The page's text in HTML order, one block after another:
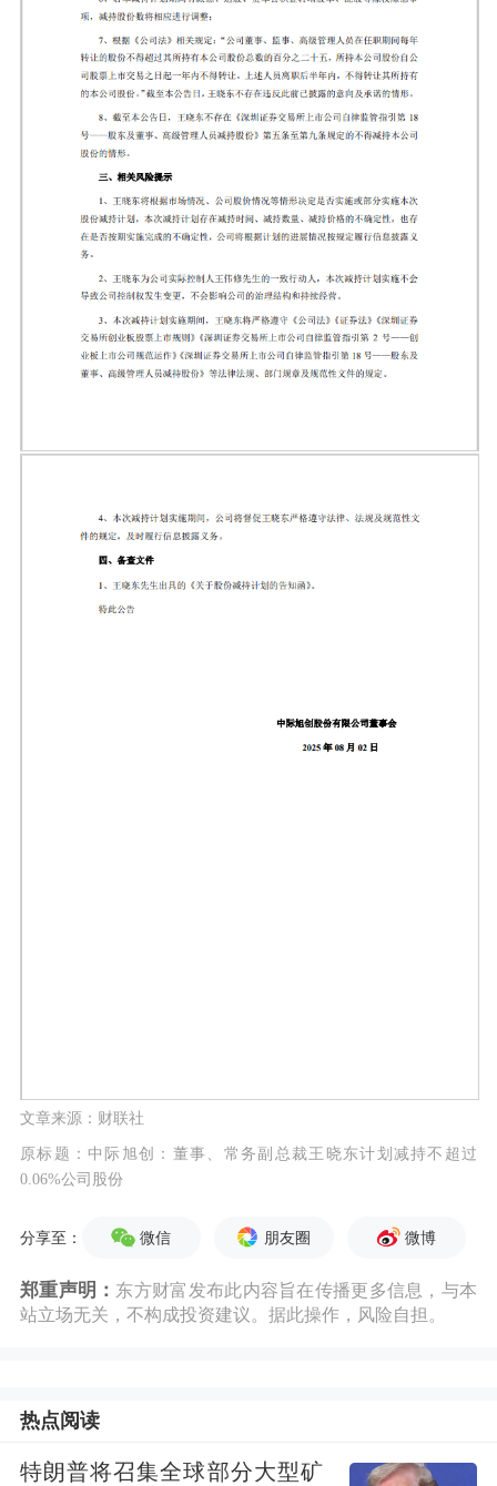
文章来源：财联社
原标题：中际旭创：董事、常务副总裁王晓东计划减持不超过
0.06%公司股份
分享至： 微信 朋友圈 微博
郑重声明： 东方财富发布此内容旨在传播更多信息，与本
站立场无关，不构成投资建议。据此操作，风险自担。
热点阅读
特朗普将召集全球部分大型矿